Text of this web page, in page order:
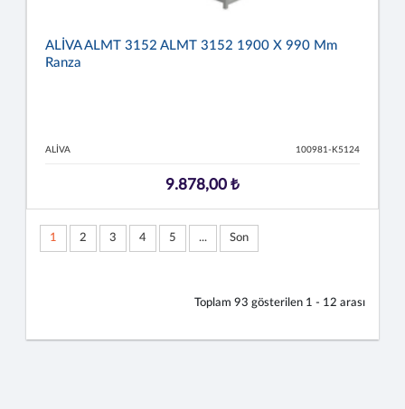
ALİVA ALMT 3152 ALMT 3152 1900 X 990 Mm
Ranza
ALİVA 100981-K5124
9.878,00 ₺
1 2 3 4 5 ... Son
Toplam 93 gösterilen 1 - 12 arası